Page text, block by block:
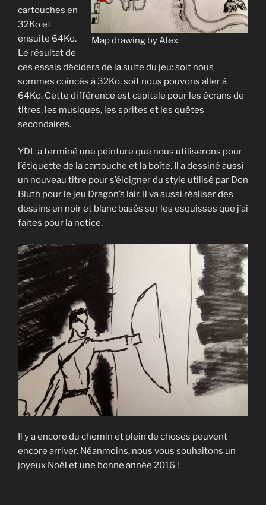
Map drawing by Alex
cartouches en
32Ko et
ensuite 64Ko.
Le résultat de
ces essais décidera de la suite du jeu: soit nous
sommes coincés à 32Ko, soit nous pouvons aller à
64Ko. Cette différence est capitale pour les écrans de
titres, les musiques, les sprites et les quêtes
secondaires.
YDL a terminé une peinture que nous utiliserons pour
l’étiquette de la cartouche et la boîte. Il a dessiné aussi
un nouveau titre pour s’éloigner du style utilisé par Don
Bluth pour le jeu Dragon’s lair. Il va aussi réaliser des
dessins en noir et blanc basés sur les esquisses que j’ai
faites pour la notice.
Il y a encore du chemin et plein de choses peuvent
encore arriver. Néanmoins, nous vous souhaitons un
joyeux Noël et une bonne année 2016 !